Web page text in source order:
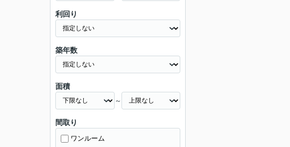
利回り
築年数
面積
～
間取り
ワンルーム